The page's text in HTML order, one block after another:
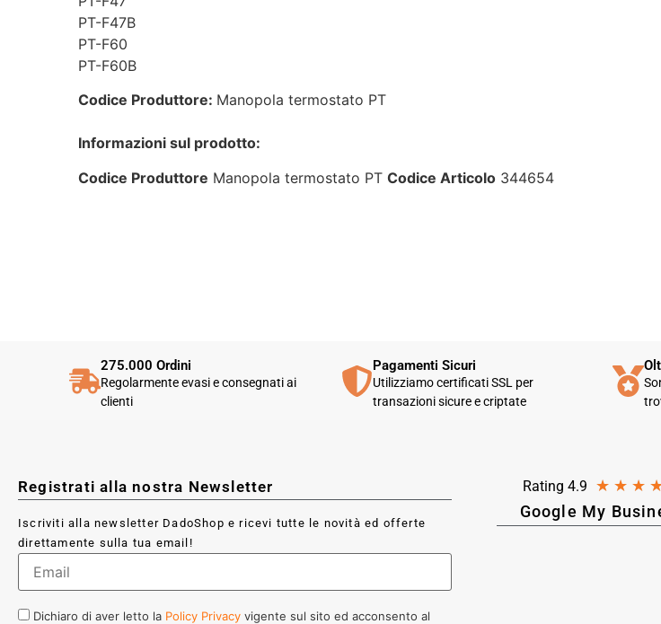
Purtroppo, la mia
stata negativa e, allo
PT-F47B
PT-F60
PT-F60B
Codice Produttore: Manopola termostato PT
Informazioni sul prodotto:
Codice Produttore Manopola termostato PTCodice Articolo 344654
275.000 Ordini
Regolarmente evasi e consegnati ai
clienti
Pagamenti Sicuri
Utilizziamo certificati SSL per
transazioni sicure e criptate
Registrati alla nostra Newsletter
Iscriviti alla newsletter DadoShop e ricevi tutte le novità ed offerte
direttamente sulla tua email!
Dichiaro di aver letto la Policy Privacy vigente sul sito ed acconsento al
Rating 4.9 ★ ★ ★
Google My